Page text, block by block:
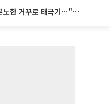
서경덕 교수, 김희철도 분노한 거꾸로 태극기⋯"엉터리는 아냐, 아쉬울 뿐"